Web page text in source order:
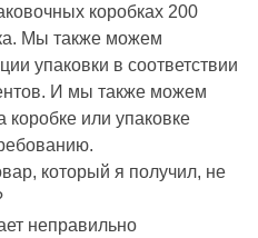
коробках 200
Мы также можем
упаковки в соответствии
И мы также можем
коробке или упаковке
который я получил, не
неправильно